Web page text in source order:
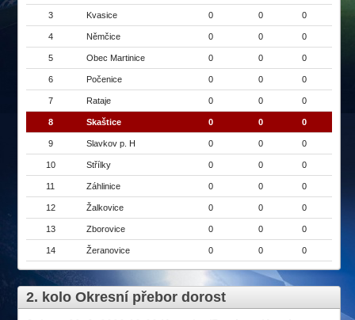
3 Kvasice 0 0 0
4 Němčice 0 0 0
5 Obec Martinice 0 0 0
6 Počenice 0 0 0
7 Rataje 0 0 0
8 Skaštice 0 0 0
9 Slavkov p. H 0 0 0
10 Střílky 0 0 0
11 Záhlinice 0 0 0
12 Žalkovice 0 0 0
13 Zborovice 0 0 0
14 Žeranovice 0 0 0
2. kolo Okresní přebor dorost